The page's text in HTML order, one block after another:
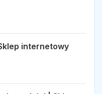
internetowy